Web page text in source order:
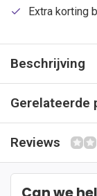
Extra korting
Beschrijving
Gerelateerde
Reviews